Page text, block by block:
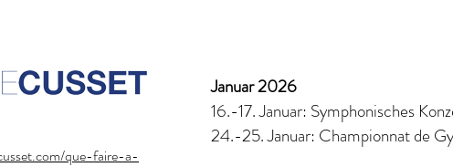
que-faire-a-
Januar 2026
16.-17. Januar: Symphonisches
24.-25. Januar: Championnat de